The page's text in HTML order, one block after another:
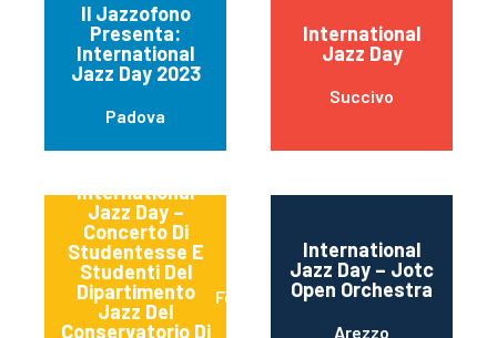
Il Jazzofono
Presenta:
International
Jazz Day 2023
Padova
International
Jazz Day
Succivo
International
Jazz Day –
Concerto Di
Studentesse E
Studenti Del
Dipartimento
Jazz Del
Conservatorio Di
Ferrara
International
Jazz Day – Jotc
Open Orchestra
Arezzo